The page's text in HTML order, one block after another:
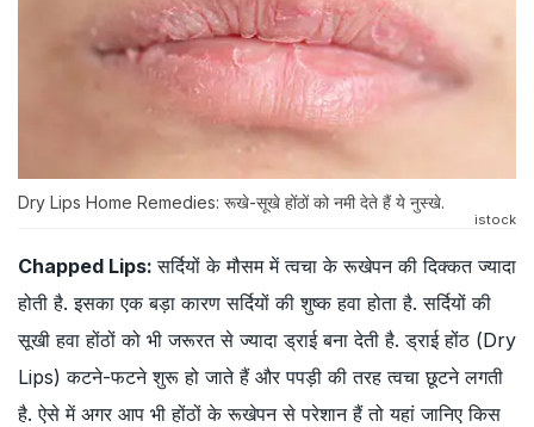
Dry Lips Home Remedies: रूखे-सूखे होंठों को नमी देते हैं ये नुस्खे.
istock
Chapped Lips:सर्दियों के मौसम में त्वचा के रूखेपन की दिक्कत ज्यादा
होती है. इसका एक बड़ा कारण सर्दियों की शुष्क हवा होता है. सर्दियों की
सूखी हवा होंठों को भी जरूरत से ज्यादा ड्राई बना देती है. ड्राई होंठ (Dry
Lips) कटने-फटने शुरू हो जाते हैं और पपड़ी की तरह त्वचा छूटने लगती
है. ऐसे में अगर आप भी होंठों के रूखेपन से परेशान हैं तो यहां जानिए किस